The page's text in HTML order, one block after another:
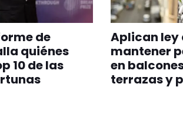
de
quiénes
10 de las
Aplican ley
mantener
en
terrazas y